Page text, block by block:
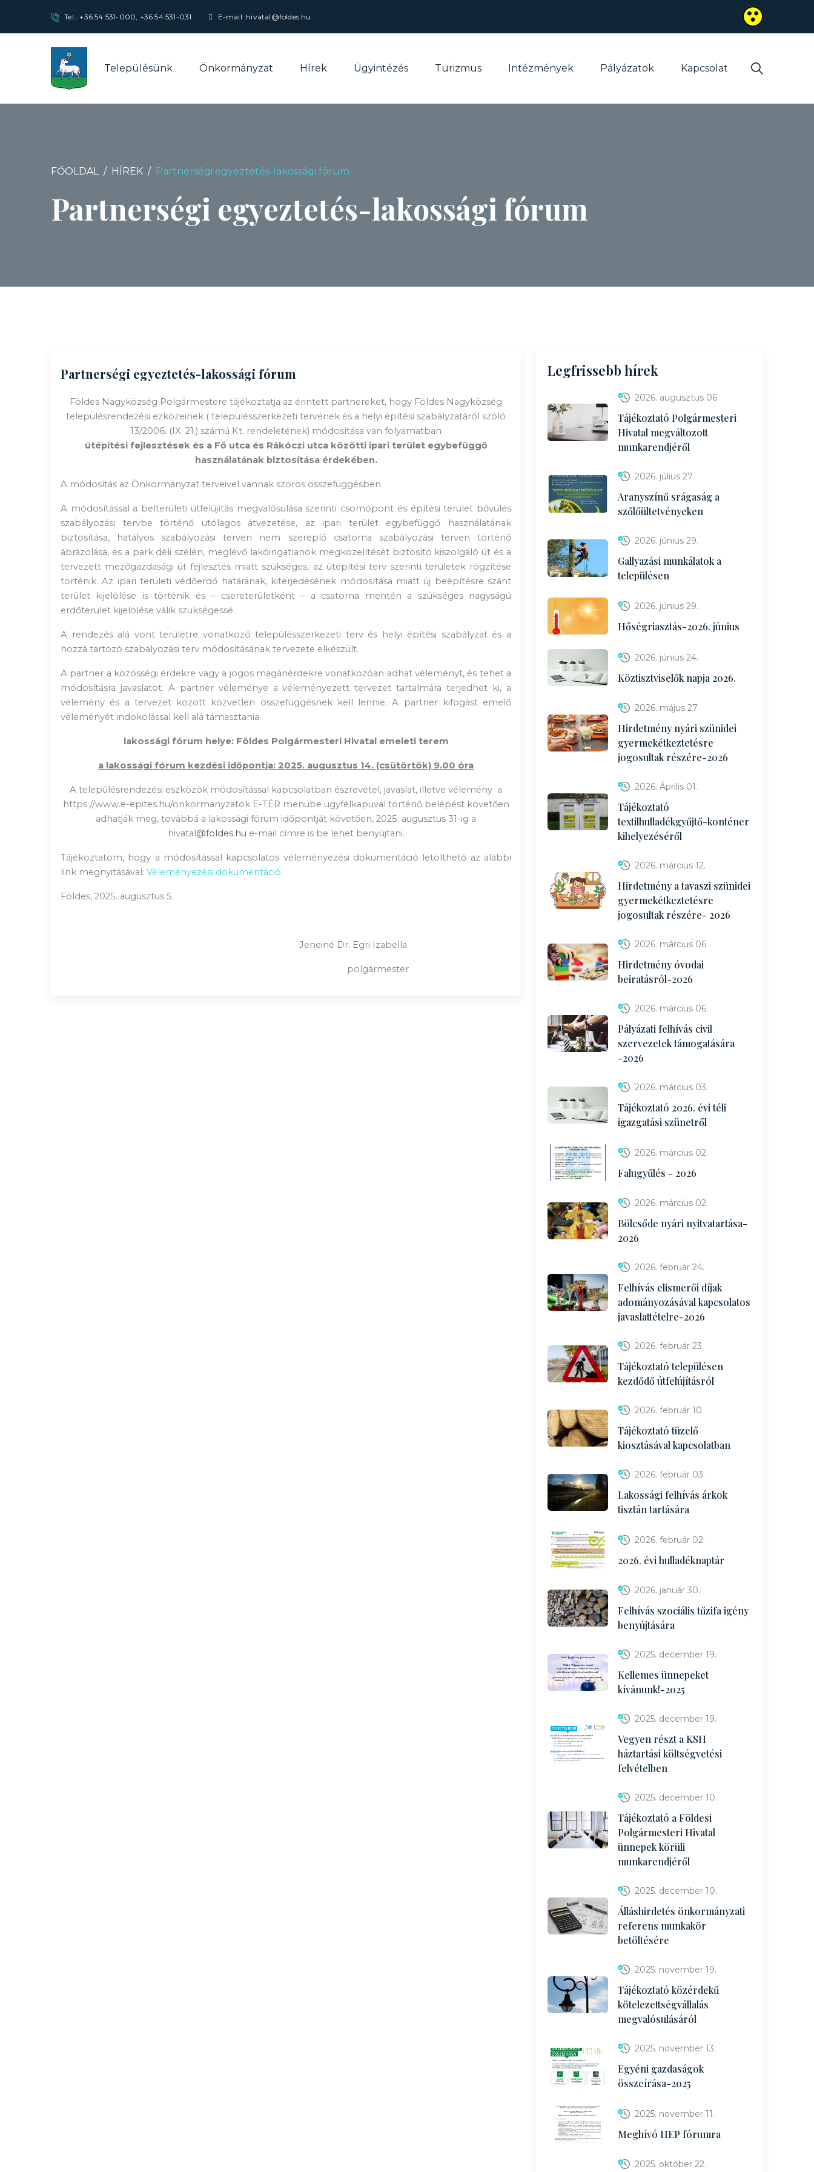
Tel.:+36 54 531-000, +36 54 531-031 E-mail: hivatal@foldes.hu
Településünk Önkormányzat Hírek Ügyintézés Turizmus Intézmények Pályázatok Kapcsolat
FŐOLDAL HÍREK Partnerségi egyeztetés-lakossági fórum
Partnerségi egyeztetés-lakossági fórum
Partnerségi egyeztetés-lakossági fórum
Földes Nagyközség Polgármestere tájékoztatja az érintett partnereket, hogy Földes Nagyközség
településrendezési ezközeinek ( településszerkezeti tervének és a helyi építési szabályzatáról szóló
13/2006. (IX. 21.) számú Kt. rendeletének) módosítása van folyamatban
útépítési fejlesztések és a Fő utca és Rákóczi utca közötti ipari terület egybefüggő
használatának biztosításaérdekében.
A módosítás az Önkormányzat terveivel vannak szoros összefüggésben.
A módosítással a belterületi útfelújítás megvalósulása szerinti csomópont és építési terület bővülés
szabályozási tervbe történő utólagos átvezetése, az ipari terület egybefüggő használatának
biztosítása, hatályos szabályozási terven nem szereplő csatorna szabályozási terven történő
ábrázolása, és a park déli szélén, meglévő lakóingatlanok megközelítését biztosító kiszolgáló út és a
tervezett mezőgazdasági út fejlesztés miatt szükséges, az útépítési terv szerinti területek rögzítése
történik. Az ipari területi védőerdő határának, kiterjedésének módosítása miatt új beépítésre szánt
terület kijelölése is történik és – csereterületként – a csatorna mentén a szükséges nagyságú
erdőterület kijelölése válik szükségessé.
A rendezés alá vont területre vonatkozó településszerkezeti terv és helyi építési szabályzat és a
hozzá tartozó szabályozási terv módosításának tervezete elkészült.
A partner a közösségi érdekre vagy a jogos magánérdekre vonatkozóan adhat véleményt, és tehet a
módosításra javaslatot. A partner véleménye a véleményezett tervezet tartalmára terjedhet ki, a
vélemény és a tervezet között közvetlen összefüggésnek kell lennie. A partner kifogást emelő
véleményét indokolással kell alá támasztania.
lakossági fórum helye: Földes Polgármesteri Hivatal emeleti terem
a lakossági fórum kezdési időpontja: 2025. augusztus 14. (csütörtök) 9.00 óra
A településrendezési eszközök módosítással kapcsolatban észrevétel, javaslat, illetve vélemény a
https://www.e-epites.hu/onkormanyzatok E-TÉR menübe ügyfélkapuval történő belépést követően
adhatják meg, továbbá a lakossági fórum időpontját követően, 2025. augusztus 31-ig a
hivatal@foldes.hu e-mail címre is be lehet benyújtani.
Tájékoztatom, hogy a módosítással kapcsolatos véleményezési dokumentáció letölthető az alábbi
link megnyitásával: Véleményezési dokumentáció
Földes, 2025. augusztus 5.
Jeneiné Dr. Egri Izabella
polgármester
Legfrissebb hírek
2026. augusztus 06.
Tájékoztató Polgármesteri
Hivatal megváltozott
munkarendjéről
2026. július 27.
Aranyszínű srágaság a
szőlőültetvényeken
2026. június 29.
Gallyazási munkálatok a
településen
2026. június 29.
Hőségriasztás-2026. június
2026. június 24.
Köztisztviselők napja 2026.
2026. május 27.
Hirdetmény nyári szünidei
gyermekétkeztetésre
jogosultak részére-2026
2026. Április 01.
Tájékoztató
textilhulladékgyűjtő-konténer
kihelyezéséről
2026. március 12.
Hirdetmény a tavaszi szünidei
gyermekétkeztetésre
jogosultak részére- 2026
2026. március 06.
Hirdetmény óvodai
beiratásról-2026
2026. március 06.
Pályázati felhívás civil
szervezetek támogatására
-2026
2026. március 03.
Tájékoztató 2026. évi téli
igazgatási szünetről
2026. március 02.
Falugyűlés - 2026
2026. március 02.
Bölcsőde nyári nyitvatartása-
2026
2026. február 24.
Felhívás elismerői díjak
adományozásával kapcsolatos
javaslattételre-2026
2026. február 23.
Tájékoztató településen
kezdődő útfelújításról
2026. február 10.
Tájékoztató tüzelő
kiosztásával kapcsolatban
2026. február 03.
Lakossági felhívás árkok
tisztán tartására
2026. február 02.
2026. évi hulladéknaptár
2026. január 30.
Felhívás szociális tűzifa igény
benyújtására
2025. december 19.
Kellemes ünnepeket
kívánunk!-2025
2025. december 19.
Vegyen részt a KSH
háztartási költségvetési
felvételben
2025. december 10.
Tájékoztató a Földesi
Polgármesteri Hivatal
ünnepek körüli
munkarendjéről
2025. december 10.
Álláshirdetés önkormányzati
referens munkakör
betöltésére
2025. november 19.
Tájékoztató közérdekű
kötelezettségvállalás
megvalósulásáról
2025. november 13.
Egyéni gazdaságok
összeírása-2025
2025. november 11.
Meghívó HEP fórumra
2025. október 22.